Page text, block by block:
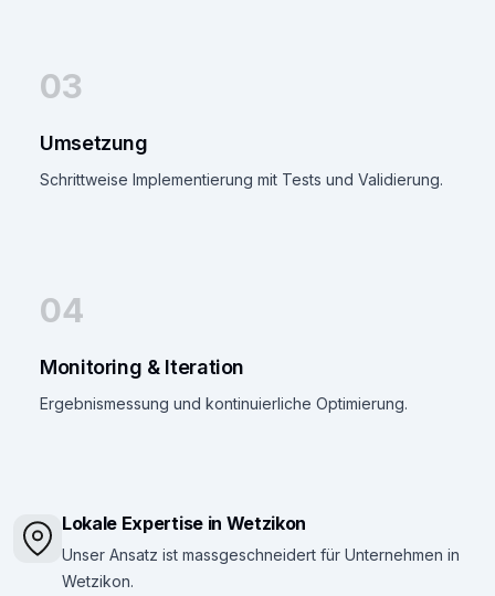
03
Umsetzung
Schrittweise Implementierung mit Tests und Validierung.
04
Monitoring & Iteration
Ergebnismessung und kontinuierliche Optimierung.
Lokale Expertise in Wetzikon
Unser Ansatz ist massgeschneidert für Unternehmen in
Wetzikon.